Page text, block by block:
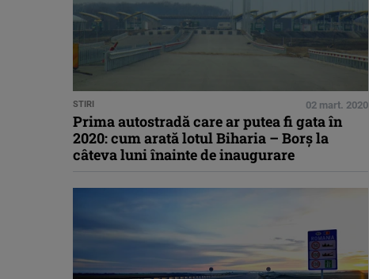
STIRI 02 mart. 2020
Prima autostradă care ar putea fi gata în
2020: cum arată lotul Biharia – Borş la
câteva luni înainte de inaugurare